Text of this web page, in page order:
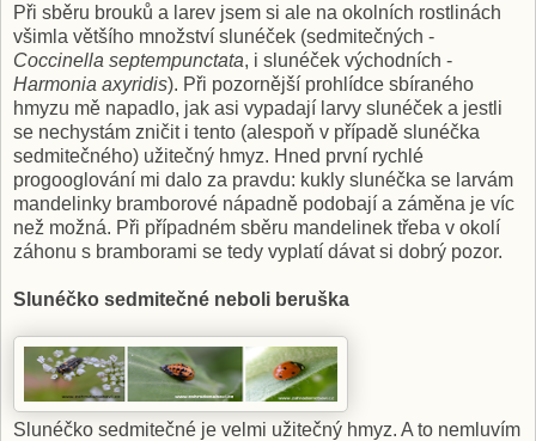
Při sběru brouků a larev jsem si ale na okolních rostlinách
všimla většího množství slunéček (sedmitečných -
Coccinella septempunctata, i slunéček východních -
Harmonia axyridis). Při pozornější prohlídce sbíraného
hmyzu mě napadlo, jak asi vypadají larvy slunéček a jestli
se nechystám zničit i tento (alespoň v případě slunéčka
sedmitečného) užitečný hmyz. Hned první rychlé
progooglování mi dalo za pravdu: kukly slunéčka se larvám
mandelinky bramborové nápadně podobají a záměna je víc
než možná. Při případném sběru mandelinek třeba v okolí
záhonu s bramborami se tedy vyplatí dávat si dobrý pozor.
Slunéčko sedmitečné neboli beruška
Slunéčko sedmitečné je velmi užitečný hmyz. A to nemluvím